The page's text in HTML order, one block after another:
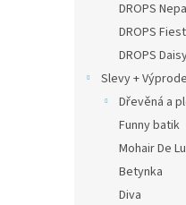
DROPS
DROPS
DROPS
Slevy +
Dřevěná a
Funny batik
Mohair De
Betynka
Diva